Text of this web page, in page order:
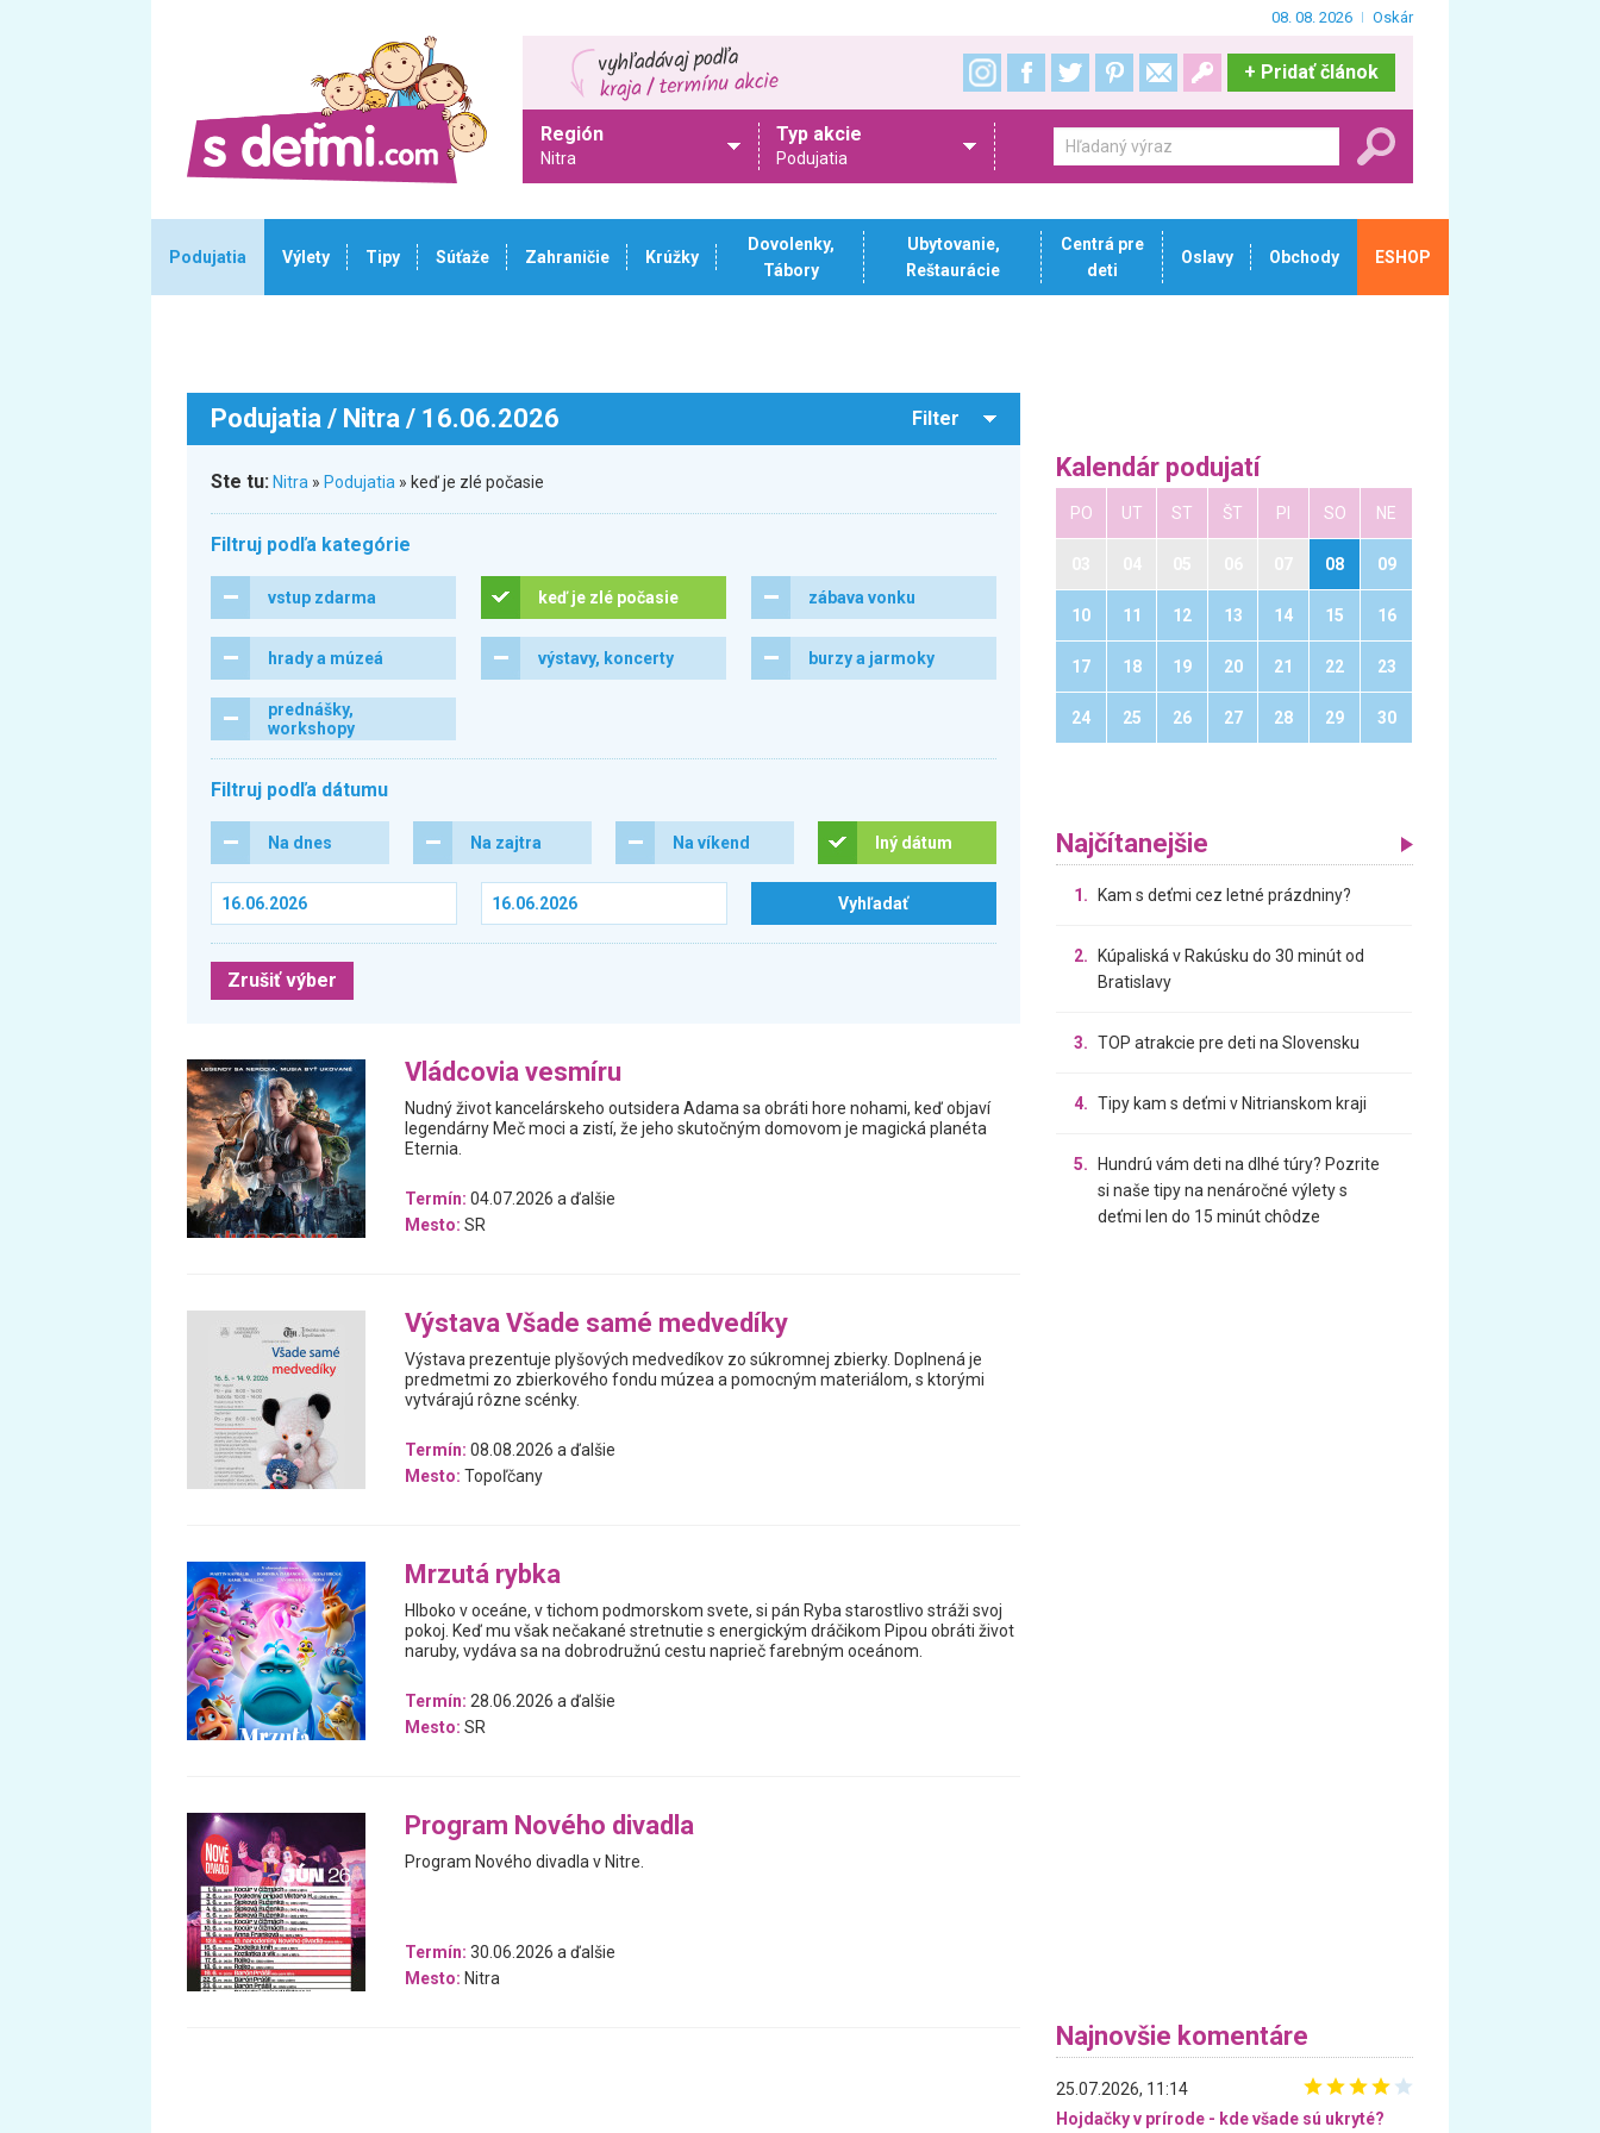
08. 08. 2026 Oskár
+ Pridať článok
Región
Nitra
Typ akcie
Podujatia
Podujatia Výlety Tipy Súťaže Zahraničie Krúžky
Dovolenky,
Tábory
Ubytovanie,
Reštaurácie
Centrá pre
deti
Oslavy Obchody ESHOP
Podujatia / Nitra / 16.06.2026 Filter
Ste tu: Nitra » Podujatia » keď je zlé počasie
Filtruj podľa kategórie
vstup zdarma keď je zlé počasie zábava vonku
hrady a múzeá výstavy, koncerty burzy a jarmoky
prednášky,
workshopy
Filtruj podľa dátumu
Na dnes Na zajtra Na víkend Iný dátum
Zrušiť výber
Vládcovia vesmíru
Nudný život kancelárskeho outsidera Adama sa obráti hore nohami, keď objaví
legendárny Meč moci a zistí, že jeho skutočným domovom je magická planéta
Eternia.
Termín: 04.07.2026 a ďalšie
Mesto: SR
Výstava Všade samé medvedíky
Výstava prezentuje plyšových medvedíkov zo súkromnej zbierky. Doplnená je
predmetmi zo zbierkového fondu múzea a pomocným materiálom, s ktorými
vytvárajú rôzne scénky.
Termín: 08.08.2026 a ďalšie
Mesto: Topoľčany
Mrzutá rybka
Hlboko v oceáne, v tichom podmorskom svete, si pán Ryba starostlivo stráži svoj
pokoj. Keď mu však nečakané stretnutie s energickým dráčikom Pipou obráti život
naruby, vydáva sa na dobrodružnú cestu naprieč farebným oceánom.
Termín: 28.06.2026 a ďalšie
Mesto: SR
Program Nového divadla
Program Nového divadla v Nitre.
Termín: 30.06.2026 a ďalšie
Mesto: Nitra
Kalendár podujatí
PO UT ST ŠT PI SO NE
08 09
10 11 12 13 14 15 16
17 18 19 20 21 22 23
24 25 26 27 28 29 30
Najčítanejšie
1. Kam s deťmi cez letné prázdniny?
2.
Kúpaliská v Rakúsku do 30 minút od
Bratislavy
3. TOP atrakcie pre deti na Slovensku
4. Tipy kam s deťmi v Nitrianskom kraji
5.
Hundrú vám deti na dlhé túry? Pozrite
si naše tipy na nenáročné výlety s
deťmi len do 15 minút chôdze
Najnovšie komentáre
25.07.2026, 11:14
Hojdačky v prírode - kde všade sú ukryté?